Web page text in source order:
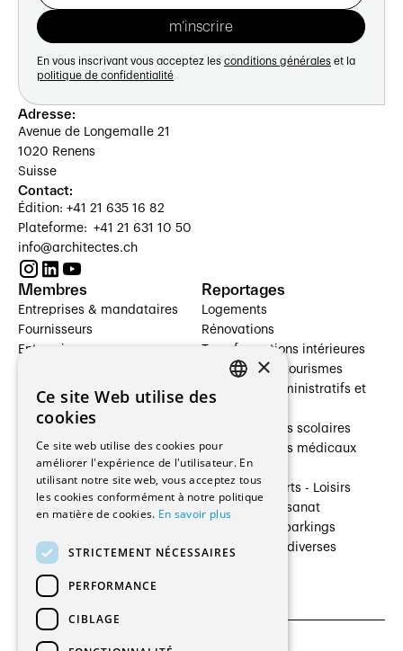
En vous inscrivant vous acceptez les conditions générales et la
politique de confidentialité
Adresse:
Avenue de Longemalle 21
1020 Renens
Suisse
Contact:
Édition: +41 21 635 16 82
Plateforme: +41 21 631 10 50
info@architectes.ch
Membres
Entreprises & mandataires
Fournisseurs
Entreprises
Architectes paysagistes
Architectes d'intérieur
Entreprises générales
Ingénieurs et mandataires
Fabricants / Fournisseurs
Régies immobilières
Gestion PPE
Reportages
Logements
Rénovations
Transformations intérieures
Hôtelleries et tourismes
Bâtiments administratifs et
Établissements scolaires
Établissements médicaux
Villas
Cultures - Sports - Loisirs
Industrie - Artisanat
Transports et parkings
Constructions diverses
×
Ce site Web utilise des
cookies
Ce site web utilise des cookies pour
améliorer l'expérience de l'utilisateur. En
utilisant notre site web, vous acceptez tous
les cookies conformément à notre politique
en matière de cookies. En savoir plus
STRICTEMENT NÉCESSAIRES
PERFORMANCE
CIBLAGE